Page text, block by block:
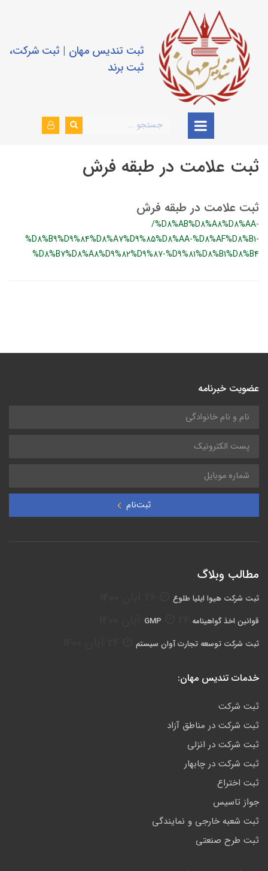
ثبت تندیس مهان | ثبت شرکت،
ثبت برند
ثبت علامت در طبقه فرش
ثبت علامت در طبقه فرش
/%D8%AB%D8%A8%D8%AA-
%D8%B9%D9%84%D8%A7%D9%85%D8%AA-%D8%AF%D8%B1-
%D8%B7%D8%A8%D9%82%D9%87-%D9%81%D8%B1%D8%B4
عضویت خبرنامه
ثبت‌نام
مطالب وبلاگ
ثبت شرکت هیوا ایلیا طلوع
قوانین اخذ گواهینامه GMP
ثبت شرکت توسعه تجارت آوان سيستم
خدمات تندیس مهان:
ثبت شرکت
ثبت شرکت در مناطق آزاد
ثبت شرکت در انزلی
ثبت شرکت در چابهار
ثبت اختراع
جواز تاسیس
ثبت شعبه خارجی و نمایندگی
ثبت طرح صنعتی